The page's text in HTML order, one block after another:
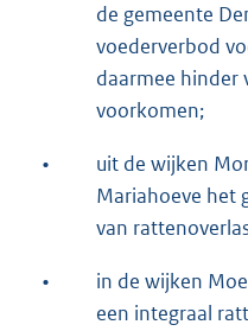
de gemeente
voederverbod
daarmee hinder
voorkomen;
•
uit de wijken
Mariahoeve het
van
•
in de wijken
een integraal